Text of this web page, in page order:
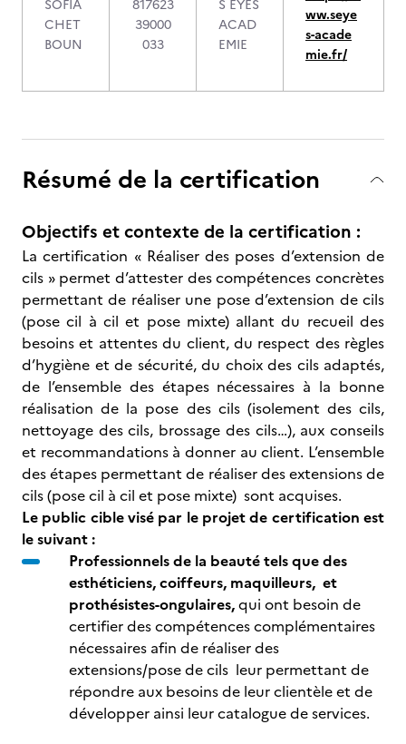
SOFIA
CHET
BOUN
817623
39000
033
S EYES
ACAD
EMIE
ww.seye
s-acade
mie.fr/
Résumé de la certification
Objectifs et contexte de la certification :
La certification « Réaliser des poses d’extension de
cils » permet d’attester des compétences concrètes
permettant de réaliser une pose d’extension de cils
(pose cil à cil et pose mixte) allant du recueil des
besoins et attentes du client, du respect des règles
d’hygiène et de sécurité, du choix des cils adaptés,
de l’ensemble des étapes nécessaires à la bonne
réalisation de la pose des cils (isolement des cils,
nettoyage des cils, brossage des cils…), aux conseils
et recommandations à donner au client. L’ensemble
des étapes permettant de réaliser des extensions de
cils (pose cil à cil et pose mixte) sont acquises.
Le public cible visé par le projet de certification est
le suivant :
Professionnels de la beauté tels que des
esthéticiens, coiffeurs, maquilleurs, et
prothésistes-ongulaires,qui ont besoin de
certifier des compétences complémentaires
nécessaires afin de réaliser des
extensions/pose de cils leur permettant de
répondre aux besoins de leur clientèle et de
développer ainsi leur catalogue de services.